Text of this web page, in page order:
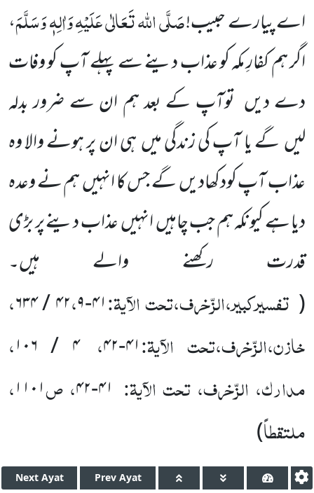
اے پیارے حبیب!صَلَّی اللہ تَعَالٰی عَلَیْہِ وَاٰلِہٖ وَسَلَّمَ،
اگر ہم کفارِ مکہ کو عذاب دینے سے پہلے آپ کو وفات
دے دیں توآپ کے بعد ہم ان سے ضرور بدلہ
لیں گے یا آپ کی زندگی میں ہی ان پر ہونے والا وہ
عذاب آپ کودکھادیں گے جس کا انہیں ہم نے وعدہ
دیا ہے کیونکہ ہم جب چاہیں انہیں عذاب دینے پر بڑی
قدرت رکھنے والے ہیں۔
( تفسیرکبیر،الزّخرف،تحت الآیۃ:۴۱- ۴۲،۹ /۶۳۴،
خازن،الزّخرف،تحت الآیۃ:۴۱-۴۲، ۴ / ۱۰۶،
مدارک، الزّخرف، تحت الآیۃ: ۴۱-۴۲، ص۱۱۰۱،
ملتقطاً)
Next Ayat Prev Ayat